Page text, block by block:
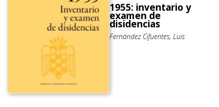
1955: inventario y
examen de
disidencias
Fernández Cifuentes, Luis